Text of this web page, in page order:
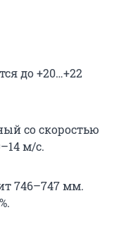
до +20…+22
со скоростью
м/с.
746–747 мм.